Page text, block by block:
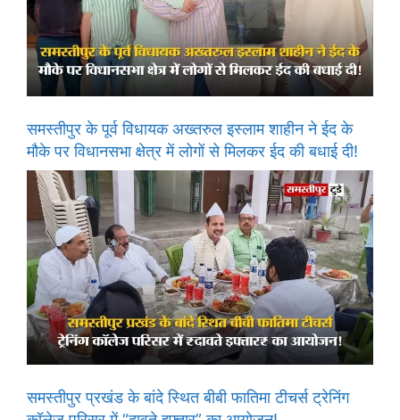
समस्तीपुर के पूर्व विधायक अख्तरुल इस्लाम शाहीन ने ईद के
मौके पर विधानसभा क्षेत्र में लोगों से मिलकर ईद की बधाई दी!
समस्तीपुर प्रखंड के बांदे स्थित बीबी फातिमा टीचर्स ट्रेनिंग